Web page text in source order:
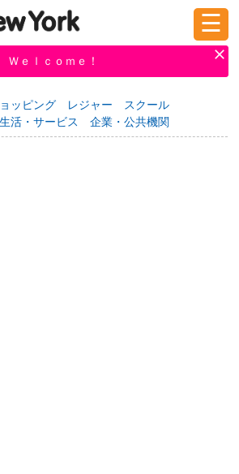
登録
教えて！
☰
Ｗｅｌｃｏｍｅ！
ッピング レジャー
スクール
生活・サービス 企業・公共機関